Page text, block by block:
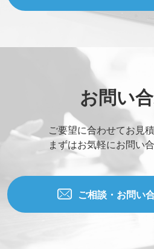
お問い
ご要望に合わせてお見
まずはお気軽にお問い
ご相談・お問い